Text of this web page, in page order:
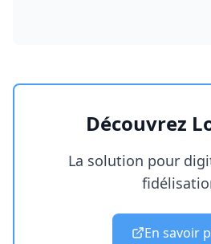
Découvrez
La solution pour
En savoir